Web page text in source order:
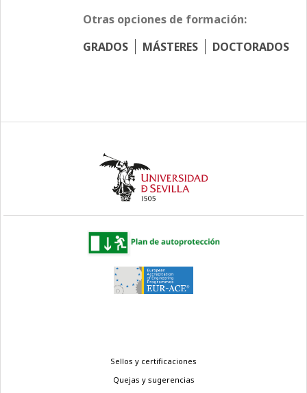
Otras opciones de formación:
GRADOS
MÁSTERES DOCTORADOS
Sellos y certificaciones
Quejas y sugerencias